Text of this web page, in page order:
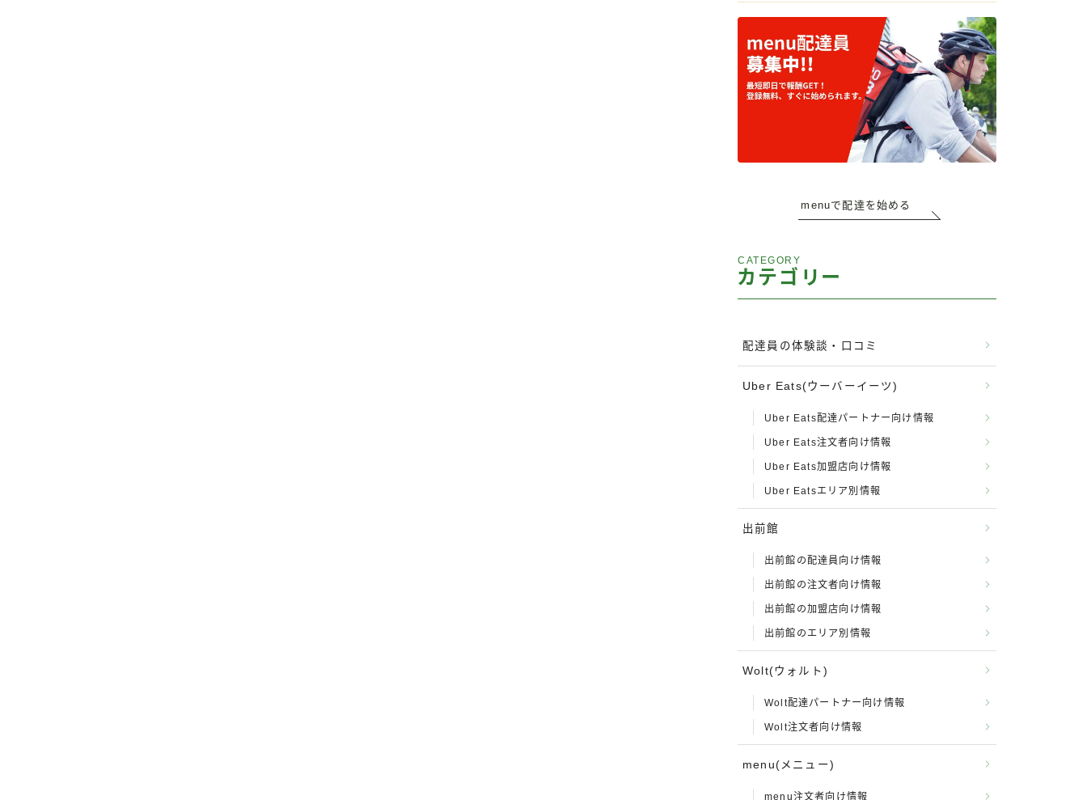
menuで配達を始める
CATEGORY
カテゴリー
配達員の体験談・口コミ
Uber Eats(ウーバーイーツ)
Uber Eats配達パートナー向け情報
Uber Eats注文者向け情報
Uber Eats加盟店向け情報
Uber Eatsエリア別情報
出前館
出前館の配達員向け情報
出前館の注文者向け情報
出前館の加盟店向け情報
出前館のエリア別情報
Wolt(ウォルト)
Wolt配達パートナー向け情報
Wolt注文者向け情報
menu(メニュー)
menu注文者向け情報